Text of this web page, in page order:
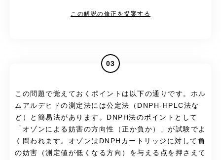
この解説の修正を提案する
03
この問題で覚えておくポイントは以下の通りです。ホル
ムアルデヒドの測定法には公定法（DNPH-HPLC法な
ど）と簡易法があります。DNPH法のポイントとして
「オゾンによる妨害の方向性（正か負か）」が試験でよ
く問われます。オゾンはDNPHカートリッジに対して負
の妨害（測定値が低くなる方向）を与える点を押さえて